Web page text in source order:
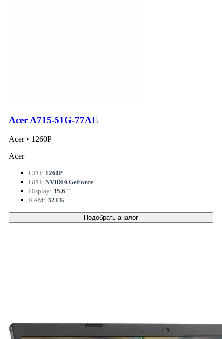
Acer A715-51G-77AE
Acer • 1260P
Acer
CPU: 1260P
GPU: NVIDIA GeForce
Display: 15.6 "
RAM: 32 ГБ
Подобрать аналог